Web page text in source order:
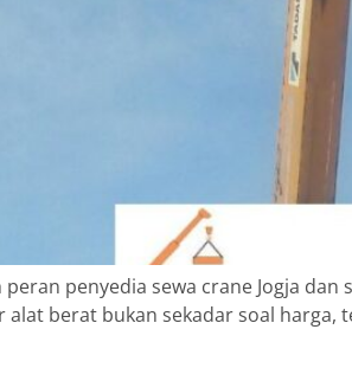
penyedia sewa crane Jogja dan
berat bukan sekadar soal harga,